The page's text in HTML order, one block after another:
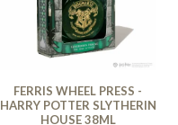
FERRIS WHEEL PRESS -
HARRY POTTER SLYTHERIN
HOUSE 38ML